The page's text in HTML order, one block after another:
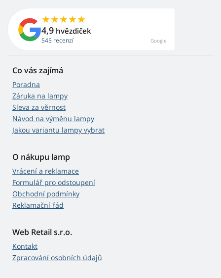
4,9 hvězdiček
545 recenzí Google
Co vás zajímá
Poradna
Záruka na lampy
Sleva za věrnost
Návod na výměnu lampy
Jakou variantu lampy vybrat
O nákupu lamp
Vrácení a reklamace
Formulář pro odstoupení
Obchodní podmínky
Reklamační řád
Web Retail s.r.o.
Kontakt
Zpracování osobních údajů